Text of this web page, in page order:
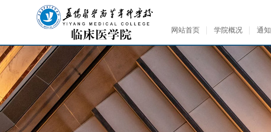
网站首页 学院概况 通